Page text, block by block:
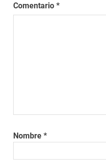
Comentario*
Nombre*